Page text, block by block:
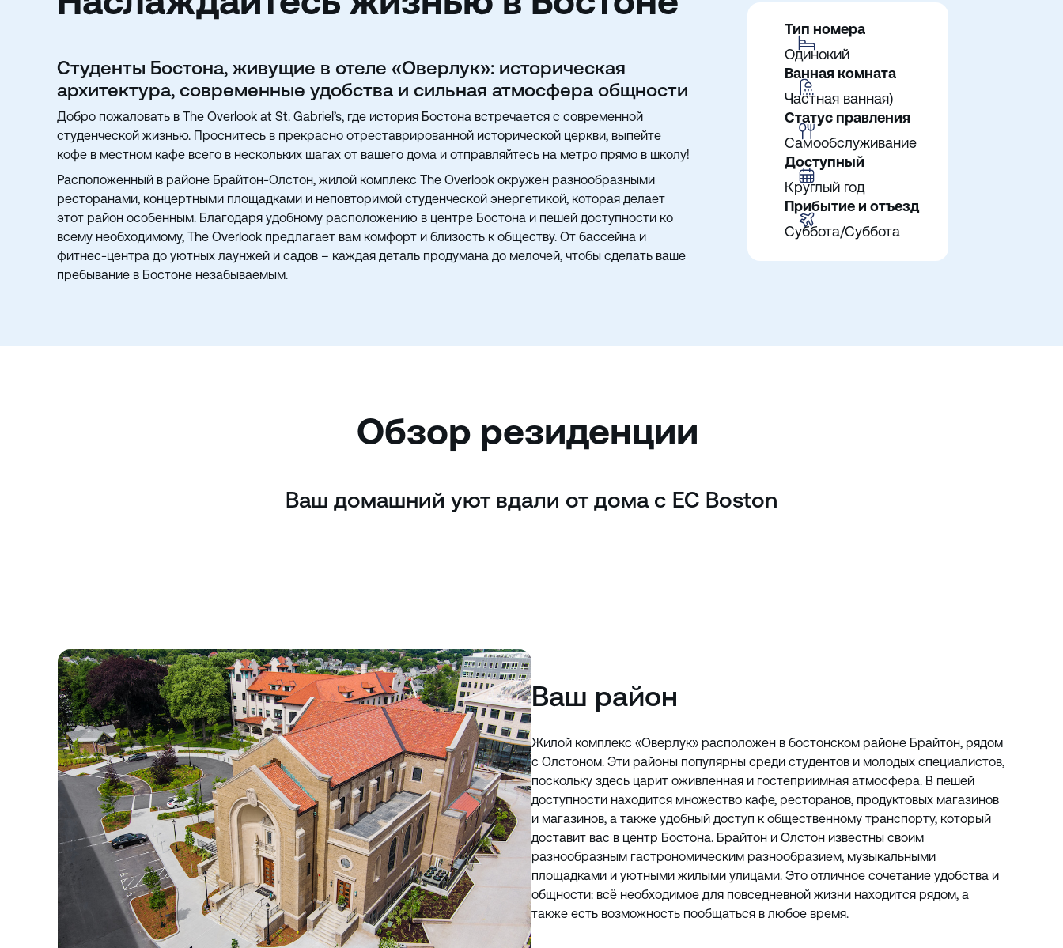
Студенты Бостона, живущие в отеле «Оверлук»: историческая
архитектура, современные удобства и сильная атмосфера общности
Добро пожаловать в The Overlook at St. Gabriel’s, где история Бостона встречается с современной
студенческой жизнью. Проснитесь в прекрасно отреставрированной исторической церкви, выпейте
кофе в местном кафе всего в нескольких шагах от вашего дома и отправляйтесь на метро прямо в школу!
Расположенный в районе Брайтон-Олстон, жилой комплекс The Overlook окружен разнообразными
ресторанами, концертными площадками и неповторимой студенческой энергетикой, которая делает
этот район особенным. Благодаря удобному расположению в центре Бостона и пешей доступности ко
всему необходимому, The Overlook предлагает вам комфорт и близость к обществу. От бассейна и
фитнес-центра до уютных лаунжей и садов – каждая деталь продумана до мелочей, чтобы сделать ваше
пребывание в Бостоне незабываемым.
Тип номера
Одинокий
Ванная комната
Частная ванная)
Статус правления
Самообслуживание
Доступный
Круглый год
Прибытие и отъезд
Суббота/Суббота
Обзор резиденции
Ваш домашний уют вдали от дома с EC Boston
Ваш район
Жилой комплекс «Оверлук» расположен в бостонском районе Брайтон, рядом
с Олстоном. Эти районы популярны среди студентов и молодых специалистов,
поскольку здесь царит оживленная и гостеприимная атмосфера. В пешей
доступности находится множество кафе, ресторанов, продуктовых магазинов
и магазинов, а также удобный доступ к общественному транспорту, который
доставит вас в центр Бостона. Брайтон и Олстон известны своим
разнообразным гастрономическим разнообразием, музыкальными
площадками и уютными жилыми улицами. Это отличное сочетание удобства и
общности: всё необходимое для повседневной жизни находится рядом, а
также есть возможность пообщаться в любое время.